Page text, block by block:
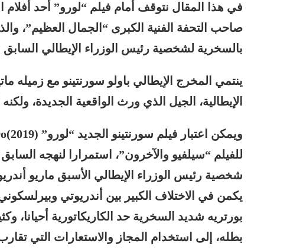
في هذا المقال نتوقف أمام فيلم “لورو” أحد أفلام
صاحب التحفة الفنية الكبرى “الجمال العظيم”،
بالسخرية لشخصية رئيس الوزراء الإيطالي
ينتمي المخرج الإيطالي باولو سورنتينو مع زميله
الإيطالية، الجيل الذي ورث الواقعية الجديدة،
شخصية رئيس الوزراء الإيطالي الأسبق ماريو
يكمن في الاختلاف الكبير بين أندريوتي
بورتريه شديد السخرية حد الكاريكاتورية أحيانا،
بطله، إلى استخدام المجاز والاستعارات التي